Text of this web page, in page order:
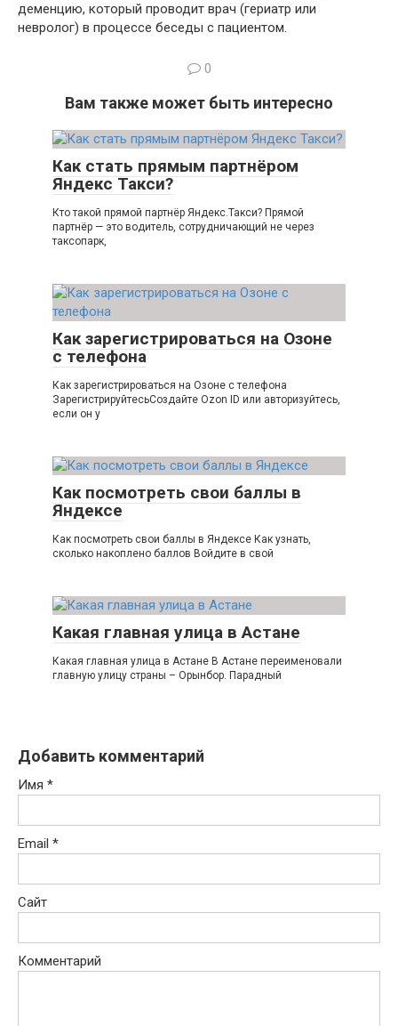
деменцию, который проводит врач (гериатр или
невролог) в процессе беседы с пациентом.
0
Вам также может быть интересно
Как стать прямым партнёром
Яндекс Такси?
Кто такой прямой партнёр Яндекс.Такси? Прямой
партнёр — это водитель, сотрудничающий не через
таксопарк,
Как зарегистрироваться на Озоне
с телефона
Как зарегистрироваться на Озоне с телефона
ЗарегистрируйтесьСоздайте Ozon ID или авторизуйтесь,
если он у
Как посмотреть свои баллы в
Яндексе
Как посмотреть свои баллы в Яндексе Как узнать,
сколько накоплено баллов Войдите в свой
Какая главная улица в Астане
Какая главная улица в Астане В Астане переименовали
главную улицу страны – Орынбор. Парадный
Добавить комментарий
Имя *
Email *
Сайт
Комментарий